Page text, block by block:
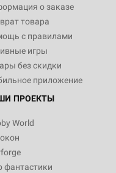
о заказе
товара
с правилами
игры
без скидки
приложение
ПРОЕКТЫ
World
фантастики